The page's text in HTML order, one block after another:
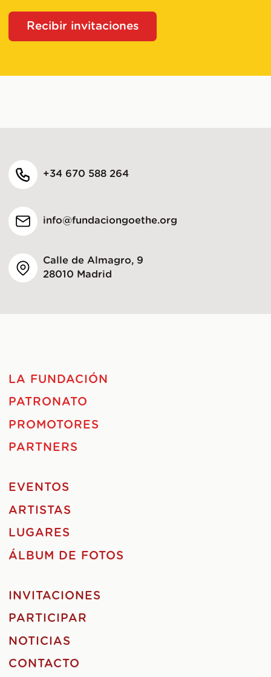
Recibir invitaciones
+34 670 588 264
info@fundaciongoethe.org
Calle de Almagro, 9
28010 Madrid
LA FUNDACIÓN
PATRONATO
PROMOTORES
PARTNERS
EVENTOS
ARTISTAS
LUGARES
ÁLBUM DE FOTOS
INVITACIONES
PARTICIPAR
NOTICIAS
CONTACTO